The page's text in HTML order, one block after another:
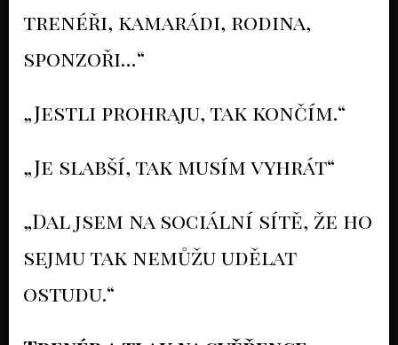
trenéři, kamarádi, rodina,
sponzoři…“
„Jestli prohraju, tak končím.“
„Je slabší, tak musím vyhrát“
„Dal jsem na sociální sítě, že ho
sejmu tak nemůžu udělat
ostudu.“